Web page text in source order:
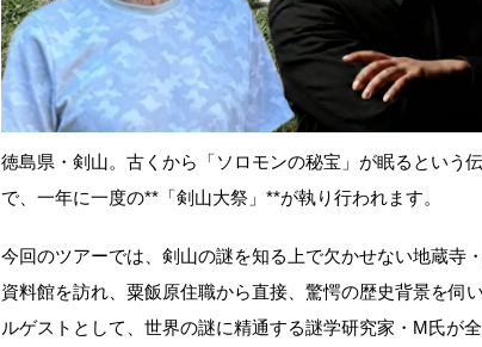
徳島県・剣山。古くから「ソロモンの秘宝」が眠るという
で、一年に一度の**「剣山大祭」**が執り行われます。
今回のツアーでは、剣山の謎を知る上で欠かせない地蔵寺
資料館を訪れ、粟飯原住職から直接、驚愕の歴史背景を伺
ルゲストとして、世界の謎に精通する謎学研究家・M氏が全